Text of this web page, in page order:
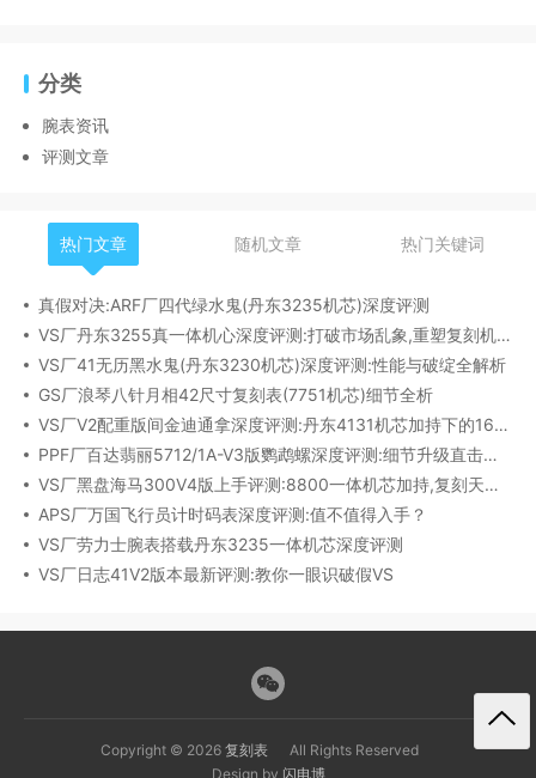
分类
腕表资讯
评测文章
热门文章 随机文章 热门关键词
真假对决:ARF厂四代绿水鬼(丹东3235机芯)深度评测
VS厂丹东3255真一体机心深度评测:打破市场乱象,重塑复刻机芯新标杆​
VS厂41无历黑水鬼(丹东3230机芯)深度评测:性能与破绽全解析
GS厂浪琴八针月相42尺寸复刻表(7751机芯)细节全析
VS厂V2配重版间金迪通拿深度评测:丹东4131机芯加持下的165克精密之作​
PPF厂百达翡丽5712/1A-V3版鹦鹉螺深度评测:细节升级直击正品
VS厂黑盘海马300V4版上手评测:8800一体机芯加持,复刻天花板实至名归?
APS厂万国飞行员计时码表深度评测:值不值得入手？
VS厂劳力士腕表搭载丹东3235一体机芯深度评测
VS厂日志41V2版本最新评测:教你一眼识破假VS
Copyright © 2026 复刻表
All Rights Reserved
Design by 闪电博